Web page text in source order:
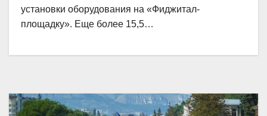
установки оборудования на «Фиджитал-
площадку». Еще более 15,5…